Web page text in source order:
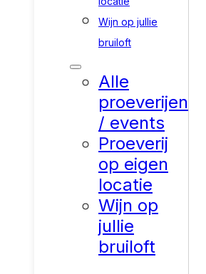
Wijn op jullie
bruiloft
Alle
proeverijen
/ events
Proeverij
op eigen
locatie
Wijn op
jullie
bruiloft